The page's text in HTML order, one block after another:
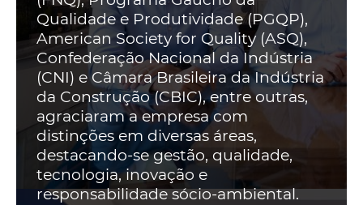
Qualidade e Produtividade (PGQP),
American Society for Quality (ASQ),
Confederação Nacional da Indústria
(CNI) e Câmara Brasileira da Indústria
da Construção (CBIC), entre outras,
agraciaram a empresa com
distinções em diversas áreas,
destacando-se gestão, qualidade,
tecnologia, inovação e
responsabilidade sócio-ambiental.